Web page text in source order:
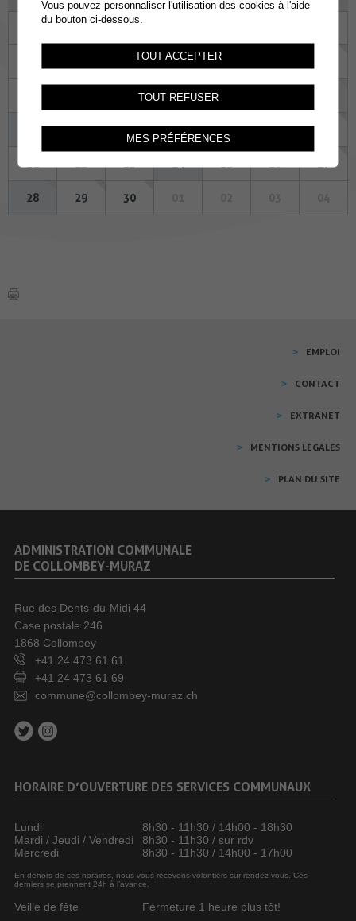
Ma Me
03 04
10
15 16 17 18 19
28 29 30
EMPLOI
CONTACT
EXTRANET
MENTIONS LÉGALES
PLAN DU SITE
ADMINISTRATION COMMUNALE
DE COLLOMBEY-MURAZ
Rue des Dents-du-Midi 44
Case postale 246
1868 Collombey
+41 24 473 61 61
+41 24 473 61 69
commune@collombey-muraz.ch
HORAIRE D’OUVERTURE DES SERVICES COMMUNAUX
Lundi
8h30 - 11h30 / 14h00 - 18h30
Mardi / Jeudi / Vendredi
8h30 - 11h30 / sur rdv
Mercredi
8h30 - 11h30 / 14h00 - 17h00
En dehors de ces horaires, nous vous recevons volontiers sur rendez-vous. Ces
derniers se prennent 24h à l’avance.
Veille de fête Fermeture 1 heure plus tôt!
Vous pouvez personnaliser l'utilisation des cookies à l'aide
du bouton ci-dessous.
TOUT ACCEPTER
TOUT REFUSER
MES PRÉFÉRENCES